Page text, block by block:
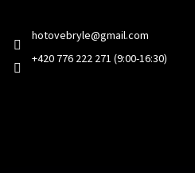
hotovebryle@gmail.com
+420 776 222 271 (9:00-16:30)